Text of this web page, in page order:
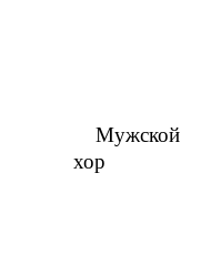
Мужской
хор